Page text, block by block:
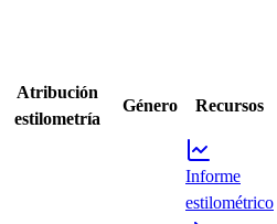
Atribución
estilometría
Género Recursos
Informe
estilométrico